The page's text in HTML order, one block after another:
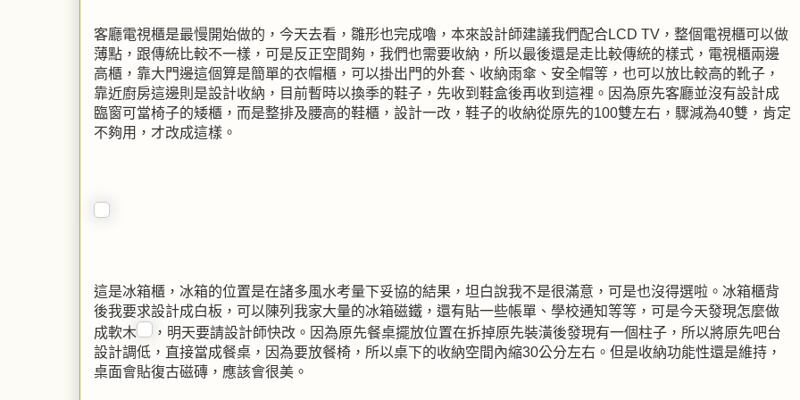
客廳電視櫃是最慢開始做的，今天去看，雛形也完成嚕，本來設計師建議我們配合LCD TV，整個電視櫃可以做
薄點，跟傳統比較不一樣，可是反正空間夠，我們也需要收納，所以最後還是走比較傳統的樣式，電視櫃兩邊
高櫃，靠大門邊這個算是簡單的衣帽櫃，可以掛出門的外套、收納雨傘、安全帽等，也可以放比較高的靴子，
靠近廚房這邊則是設計收納，目前暫時以換季的鞋子，先收到鞋盒後再收到這裡。因為原先客廳並沒有設計成
臨窗可當椅子的矮櫃，而是整排及腰高的鞋櫃，設計一改，鞋子的收納從原先的100雙左右，驟減為40雙，肯定
不夠用，才改成這樣。
這是冰箱櫃，冰箱的位置是在諸多風水考量下妥協的結果，坦白說我不是很滿意，可是也沒得選啦。冰箱櫃背
後我要求設計成白板，可以陳列我家大量的冰箱磁鐵，還有貼一些帳單、學校通知等等，可是今天發現怎麼做
成軟木
，明天要請設計師快改。因為原先餐桌擺放位置在拆掉原先裝潢後發現有一個柱子，所以將原先吧台
設計調低，直接當成餐桌，因為要放餐椅，所以桌下的收納空間內縮30公分左右。但是收納功能性還是維持，
桌面會貼復古磁磚，應該會很美。